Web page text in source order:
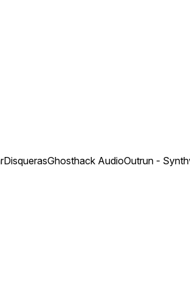
DisquerasGhosthack AudioOutrun -